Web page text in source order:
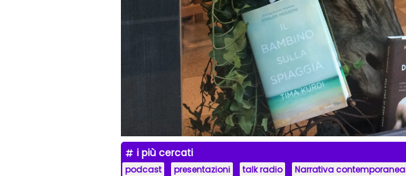
i più cercati
podcast presentazioni talk radio Narrativa contemporanea